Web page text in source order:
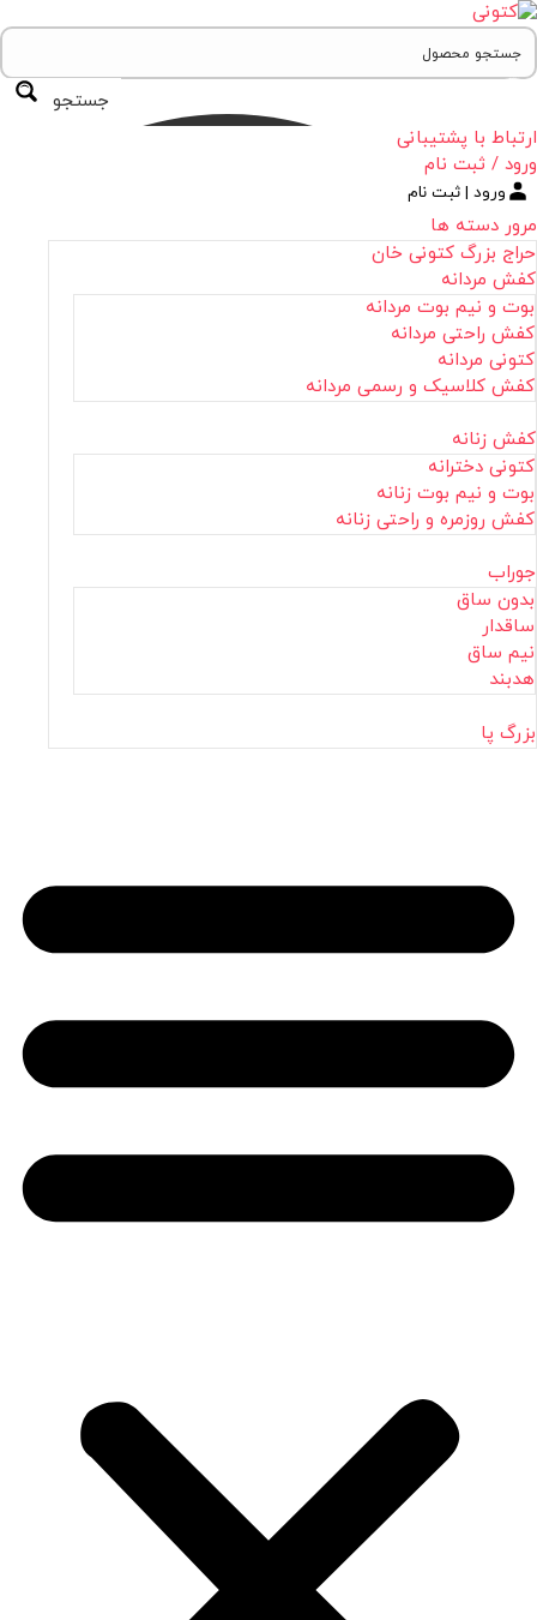
جستجو
ارتباط با پشتیبانی
ورود / ثبت نام
ورود | ثبت نام
مرور دسته ها
حراج بزرگ کتونی خان
کفش مردانه
بوت و نیم بوت مردانه
کفش راحتی مردانه
کتونی مردانه
کفش کلاسیک و رسمی مردانه
کفش زنانه
کتونی دخترانه
بوت و نیم بوت زنانه
کفش روزمره و راحتی زنانه
جوراب
بدون ساق
ساقدار
نیم ساق
هدبند
بزرگ پا